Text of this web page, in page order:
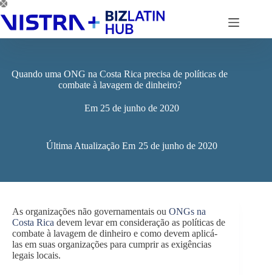
Pular
para
conteúdo
Quando uma ONG na Costa Rica precisa de políticas de
combate à lavagem de dinheiro?
Em 25 de junho de 2020
Última Atualização Em 25 de junho de 2020
As organizações não governamentais ou ONGs na
Costa Rica devem levar em consideração as políticas de
combate à lavagem de dinheiro e como devem aplicá-
las em suas organizações para cumprir as exigências
legais locais.